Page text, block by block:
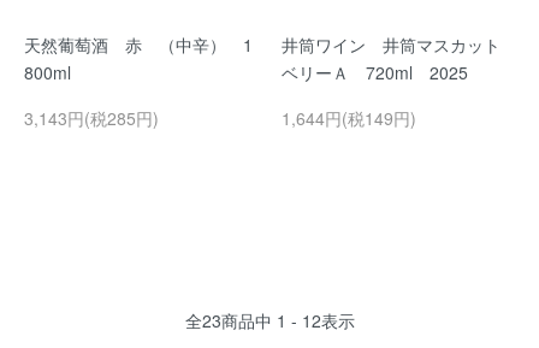
天然葡萄酒 赤 （中辛） 1
800ml
3,143円(税285円)
井筒ワイン 井筒マスカット
ベリーＡ 720ml 2025
1,644円(税149円)
全23商品中 1 - 12表示